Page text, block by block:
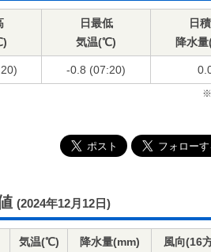
日最低
気温(℃)
日
降水
-0.8 (07:20)
※
(2024年12月12日)
気温(℃) 降水量(mm) 風向(16